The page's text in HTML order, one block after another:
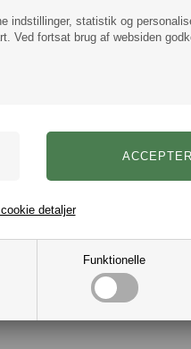
indstillinger, statistik og
Ved fortsat brug af websiden
Funktionelle
detaljer
Materiale: 100%
2001-12283517-BL